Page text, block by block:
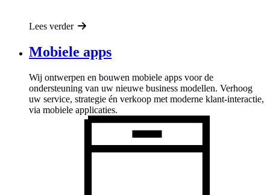
Lees verder
Mobiele apps
Wij ontwerpen en bouwen mobiele apps voor de
ondersteuning van uw nieuwe business modellen. Verhoog
uw service, strategie én verkoop met moderne klant-interactie,
via mobiele applicaties.